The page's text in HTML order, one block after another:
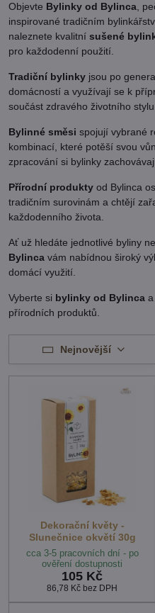
Objevte Bylinky od Bylinca ,
inspirované tradičním
naleznete kvalitní sušené
pro každodenní použití.
Tradiční bylinky jsou po
domácností a využívají se k
součást zdravého životního stylu.
Bylinné směsi spojují vybrané
kombinací, které potěší svou
zpracování si bylinky
Přírodní produkty od Bylinca
tradičním surovinám a chtějí
každodenního života.
Ať už hledáte jednotlivé byliny
Bylinca vám nabídnou široký
domácí využití.
Vyberte si bylinky od Bylinca
přírodních produktů.
Nejnovější
Dekorační květy -
Slunečnice okvětí 30g
cca 3-5 pracovních dní - po
ověření dostupnosti
105 Kč
86,78 Kč bez DPH